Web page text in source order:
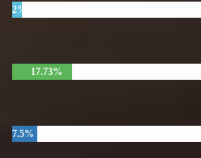
2%
17.73%
7.5%